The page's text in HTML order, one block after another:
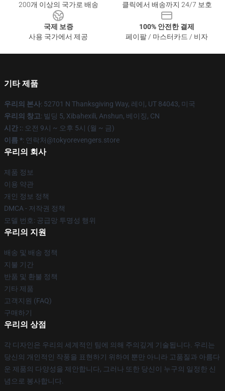
200개 이상의 국가로 배송
클릭에서 배송까지 24/7 보호
국제 보증
사용 국가에서 제공
100% 안전한 결제
페이팔 / 마스터카드 / 비자
기타 제품
우리의 본사: 52701 N Thanksgiving Way, 레이, UT 84043, 미국
우리의 창고: 빌딩 5, Xibahexili, Anshun, 베이징, CN
시간 :: 오전 9시 ~ 오후 5시 (월 ~ 금)
이름 *: 연락처@tokyorevengers.store
우리의 회사
제품 정보
이용 약관
개인 정보 정책
DMCA - 저작권 정책
모델 번호: 공급망 투명성 행위
우리의 지원
배송 및 배송 정책
지불 기간
반품 및 환불 정책
기타 제품
고객지원 (FAQ)
구매하기
우리의 상점
각 디자인은 우리의 세계적인 팀에 의해 주의깊게 기술됩니다. 우리는
당신의 개인적인 작풍을 표현하기 위하여 뿐만 아니라 고품질과 아름다
운 제품의 다양성을 제안합니다, 그러나 또한 당신이 누구의 일정한 신
념으로 봉사합니다.